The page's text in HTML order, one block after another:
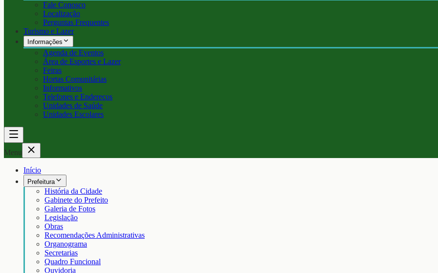
Fale Conosco
Localização
Perguntas Frequentes
Turismo e Lazer
Informações
Agenda de Eventos
Área de Esportes e Lazer
Feiras
Hortas Comunitárias
Informativos
Telefones e Endereços
Unidades de Saúde
Unidades Escolares
Menu
Início
Prefeitura
História da Cidade
Gabinete do Prefeito
Galeria de Fotos
Legislação
Obras
Recomendações Administrativas
Organograma
Secretarias
Quadro Funcional
Ouvidoria